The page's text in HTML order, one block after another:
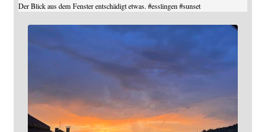
Der Blick aus dem Fenster entschädigt etwas. #esslingen #sunset